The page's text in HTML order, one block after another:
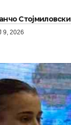
Стојмиловски
2026